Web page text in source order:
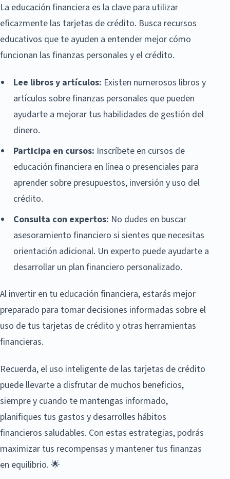
La educación financiera es la clave para utilizar
eficazmente las tarjetas de crédito. Busca recursos
educativos que te ayuden a entender mejor cómo
funcionan las finanzas personales y el crédito.
Lee libros y artículos: Existen numerosos libros y
artículos sobre finanzas personales que pueden
ayudarte a mejorar tus habilidades de gestión del
dinero.
Participa en cursos: Inscríbete en cursos de
educación financiera en línea o presenciales para
aprender sobre presupuestos, inversión y uso del
crédito.
Consulta con expertos: No dudes en buscar
asesoramiento financiero si sientes que necesitas
orientación adicional. Un experto puede ayudarte a
desarrollar un plan financiero personalizado.
Al invertir en tu educación financiera, estarás mejor
preparado para tomar decisiones informadas sobre el
uso de tus tarjetas de crédito y otras herramientas
financieras.
Recuerda, el uso inteligente de las tarjetas de crédito
puede llevarte a disfrutar de muchos beneficios,
siempre y cuando te mantengas informado,
planifiques tus gastos y desarrolles hábitos
financieros saludables. Con estas estrategias, podrás
maximizar tus recompensas y mantener tus finanzas
en equilibrio. 🌟